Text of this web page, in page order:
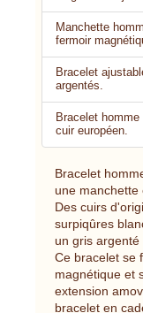
Manchette
fermoir
Bracelet
argentés.
Bracelet
cuir européen.
Bracelet
une manchette
Des cuirs
surpiqûres
un gris argenté
Ce bracelet se
magnétique et
extension
bracelet en